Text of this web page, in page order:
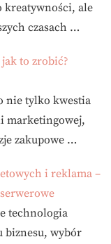
kreatywności, ale
czasach …
to zrobić?
nie tylko kwestia
marketingowej,
zakupowe …
i reklama –
technologia
biznesu, wybór